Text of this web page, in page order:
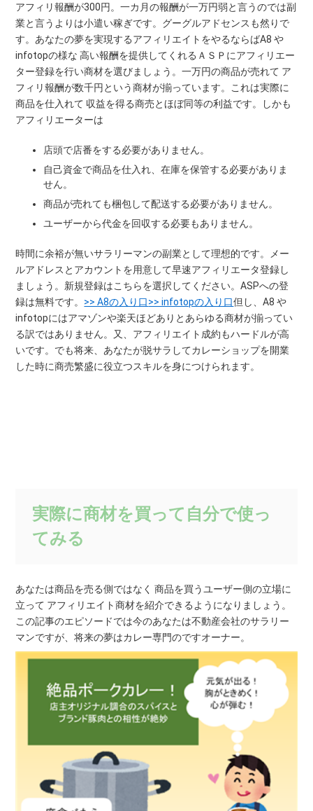
アフィリ報酬が300円。一カ月の報酬が一万円弱と言うのでは副
業と言うよりは小遣い稼ぎです。グーグルアドセンスも然りで
す。あなたの夢を実現するアフィリエイトをやるならばA8 や
infotopの様な 高い報酬を提供してくれるＡＳＰにアフィリエー
ター登録を行い商材を選びましょう。一万円の商品が売れて ア
フィリ報酬が数千円という商材が揃っています。これは実際に
商品を仕入れて 収益を得る商売とほぼ同等の利益です。しかも
アフィリエーターは
店頭で店番をする必要がありません。
自己資金で商品を仕入れ、在庫を保管する必要がありま
せん。
商品が売れても梱包して配送する必要がありません。
ユーザーから代金を回収する必要もありません。
時間に余裕が無いサラリーマンの副業として理想的です。メー
ルアドレスとアカウントを用意して早速アフィリエータ登録し
ましょう。新規登録はこちらを選択してください。ASPへの登
録は無料です。 >> A8の入り口>> infotopの入り口但し、A8 や
infotopにはアマゾンや楽天ほどありとあらゆる商材が揃ってい
る訳ではありません。又、アフィリエイト成約もハードルが高
いです。でも将来、あなたが脱サラしてカレーショップを開業
した時に商売繁盛に役立つスキルを身につけられます。
実際に商材を買って自分で使っ
てみる
あなたは商品を売る側ではなく 商品を買うユーザー側の立場に
立って アフィリエイト商材を紹介できるようになりましょう。
この記事のエピソードでは今のあなたは不動産会社のサラリー
マンですが、将来の夢はカレー専門のですオーナー。